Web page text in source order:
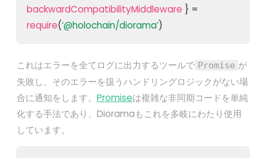
backwardCompatibilityMiddleware } =
require(‘@holochain/diorama’)
これはエラーを全てログに出力するツールで Promise が
失敗し、そのエラーを扱うハンドリングロジックがない場
合に通知をします。 Promiseは複雑な非同期コードを単純
化する手法であり、Dioramaもこれを多岐にわたり使用
しています。